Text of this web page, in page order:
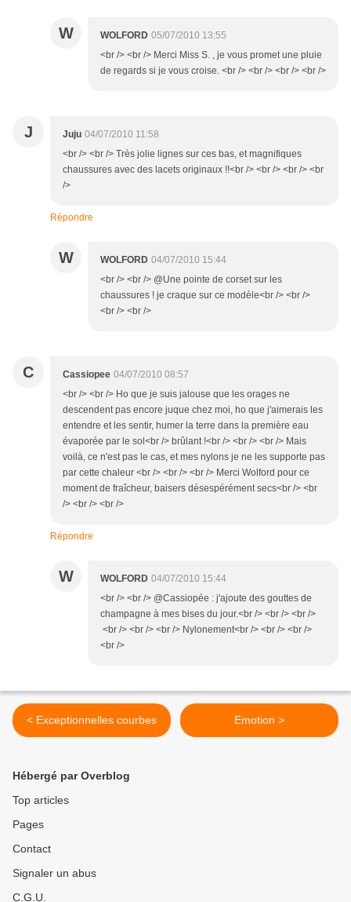
W WOLFORD 05/07/2010 13:55
<br /> <br /> Merci Miss S. , je vous promet une pluie
de regards si je vous croise. <br /> <br /> <br /> <br />
J Juju 04/07/2010 11:58
<br /> <br /> Très jolie lignes sur ces bas, et magnifiques
chaussures avec des lacets originaux !!<br /> <br /> <br /> <br
/>
Répondre
W WOLFORD 04/07/2010 15:44
<br /> <br /> @Une pointe de corset sur les
chaussures ! je craque sur ce modèle<br /> <br />
<br /> <br />
C Cassiopee 04/07/2010 08:57
<br /> <br /> Ho que je suis jalouse que les orages ne
descendent pas encore juque chez moi, ho que j'aimerais les
entendre et les sentir, humer la terre dans la première eau
évaporée par le sol<br /> brûlant !<br /> <br /> <br /> Mais
voilà, ce n'est pas le cas, et mes nylons je ne les supporte pas
par cette chaleur <br /> <br /> <br /> Merci Wolford pour ce
moment de fraîcheur, baisers désespérément secs<br /> <br
/> <br /> <br />
Répondre
W WOLFORD 04/07/2010 15:44
<br /> <br /> @Cassiopée : j'ajoute des gouttes de
champagne à mes bises du jour.<br /> <br /> <br />
<br /> <br /> <br /> Nylonement<br /> <br /> <br />
<br />
< Exceptionnelles courbes Emotion >
Hébergé par Overblog
Top articles
Pages
Contact
Signaler un abus
C.G.U.